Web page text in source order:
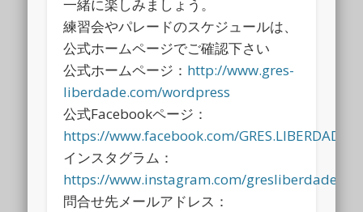
一緒に楽しみましょう。
練習会やパレードのスケジュールは、
公式ホームページでご確認下さい
公式ホームページ： http://www.gres-
liberdade.com/wordpress
公式Facebookページ：
https://www.facebook.com/GRES.LIBERDADE
インスタグラム：
https://www.instagram.com/gresliberdade/
問合せ先メールアドレス：